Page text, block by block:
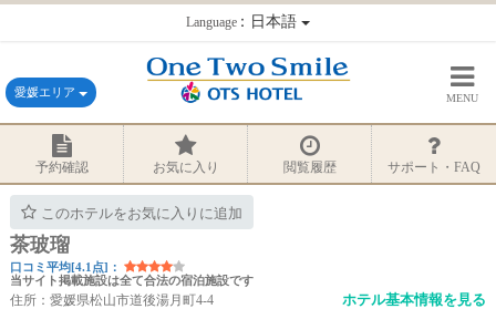
Language：日本語
愛媛エリア MENU
予約確認 お気に入り 閲覧履歴 サポート・FAQ
このホテルをお気に入りに追加
茶玻瑠
口コミ平均[4.1点]：
当サイト掲載施設は全て合法の宿泊施設です
住所：愛媛県松山市道後湯月町4-4
ホテル基本情報を見る